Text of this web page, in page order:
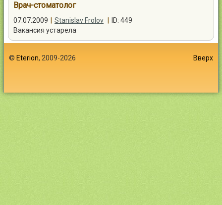
Врач-стоматолог
07.07.2009 Stanislav Frolov
ID: 449
Вакансия устарела
© Eterion, 2009-2026 Вверх